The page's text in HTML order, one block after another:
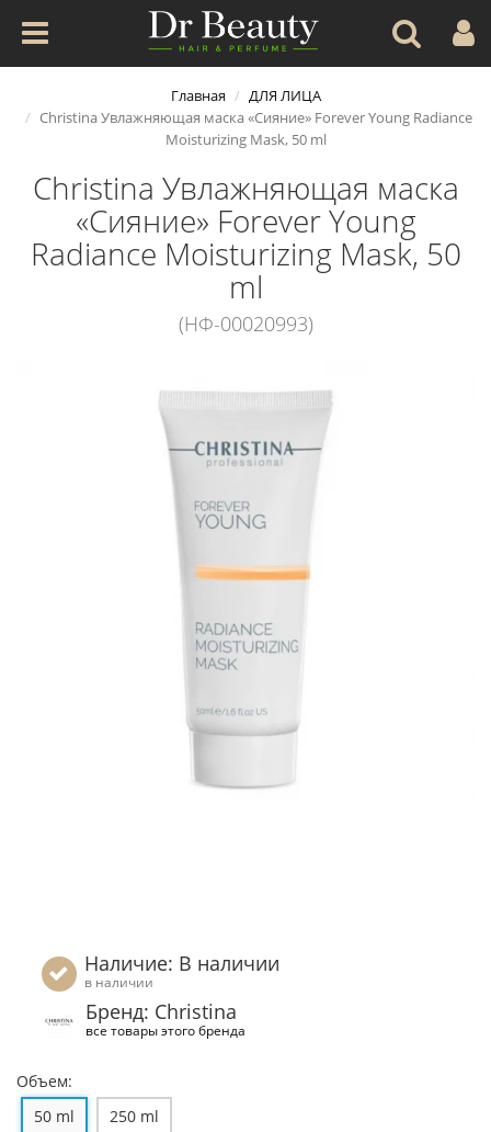
Главная
ДЛЯ ЛИЦА
Christina Увлажняющая маска «Сияние» Forever Young Radiance
Moisturizing Mask, 50 ml
Christina Увлажняющая маска
«Сияние» Forever Young
Radiance Moisturizing Mask, 50
ml
(НФ-00020993)
Наличие: В наличии
в наличии
Бренд: Christina
все товары этого бренда
Объем:
50 ml
250 ml